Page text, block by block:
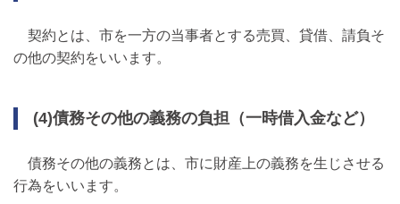
契約とは、市を一方の当事者とする売買、貸借、請負そ
の他の契約をいいます。
(4)債務その他の義務の負担（一時借入金など）
債務その他の義務とは、市に財産上の義務を生じさせる
行為をいいます。